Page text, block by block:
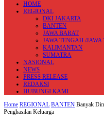
HOME
REGIONAL
DKI JAKARTA
BANTEN
JAWA BARAT
JAWA TENGAH /JAWA
KALIMANTAN
SUMATRA
NASIONAL
NEWS
PRESS RELEASE
REDAKSI
HUBUNGI KAMI
Home REGIONAL BANTEN Banyak
Penghasilan Keluarga